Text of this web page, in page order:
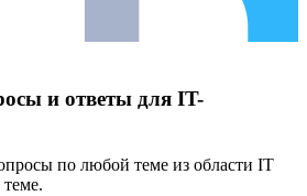
и ответы для IT-
по любой теме из области IT